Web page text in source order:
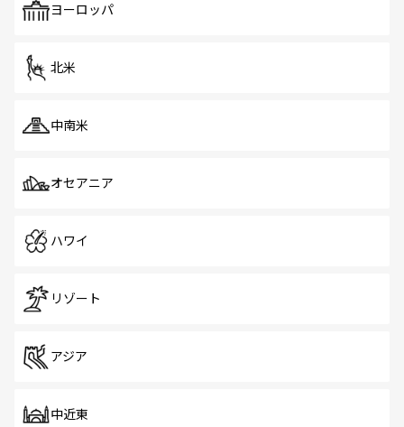
で、ホーカーズは地元の風情を楽しめる外せないスポット
ヨーロッパ
北米
中南米
オセアニア
ハワイ
リゾート
アジア
中近東